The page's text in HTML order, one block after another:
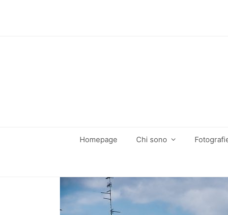
Homepage Chi sono